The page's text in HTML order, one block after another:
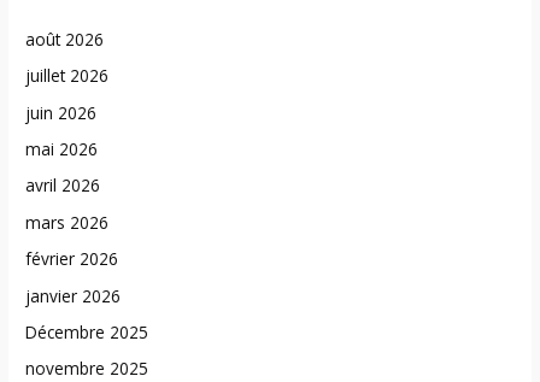
août 2026
juillet 2026
juin 2026
mai 2026
avril 2026
mars 2026
février 2026
janvier 2026
Décembre 2025
novembre 2025